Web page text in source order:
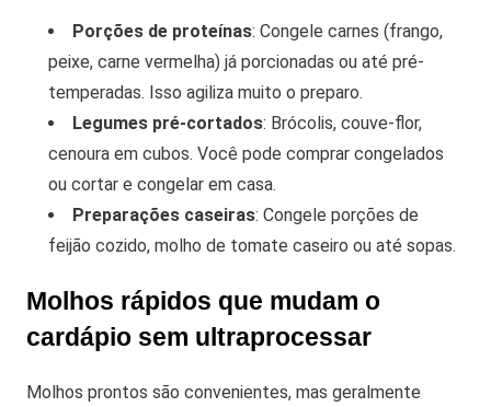
Porções de proteínas: Congele carnes (frango,
peixe, carne vermelha) já porcionadas ou até pré-
temperadas. Isso agiliza muito o preparo.
Legumes pré-cortados: Brócolis, couve-flor,
cenoura em cubos. Você pode comprar congelados
ou cortar e congelar em casa.
Preparações caseiras: Congele porções de
feijão cozido, molho de tomate caseiro ou até sopas.
Molhos rápidos que mudam o
cardápio sem ultraprocessar
Molhos prontos são convenientes, mas geralmente